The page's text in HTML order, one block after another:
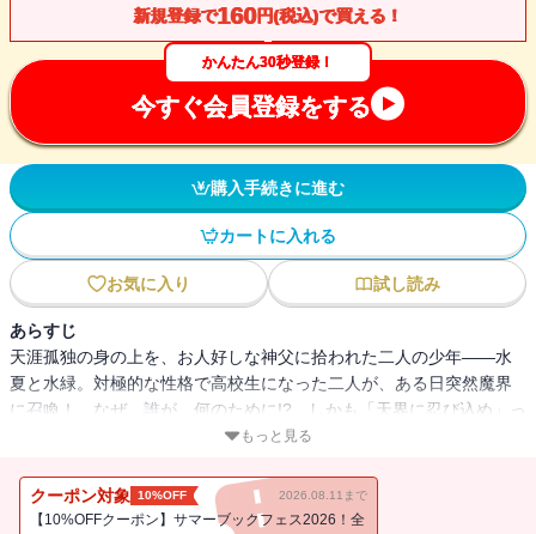
新規登録で160円(税込)で買える！
かんたん30秒登録！
今すぐ会員登録をする
購入手続きに進む
カートに入れる
お気に入り 試し読み
あらすじ
天涯孤独の身の上を、お人好しな神父に拾われた二人の少年――水
夏と水緑。対極的な性格で高校生になった二人が、ある日突然魔界
に召喚！ なぜ、誰が、何のために!? しかも「天界に忍び込め」っ
て何だよそれ!?【電子限定！書き下ろし短編付き】
もっと見る
クーポン対象 10%OFF 2026.08.11まで
【10%OFFクーポン】サマーブックフェス2026！全